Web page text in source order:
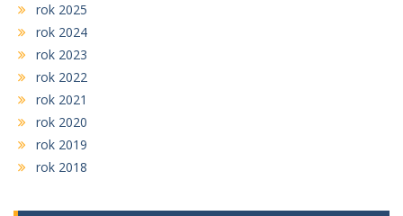
rok 2025
rok 2024
rok 2023
rok 2022
rok 2021
rok 2020
rok 2019
rok 2018